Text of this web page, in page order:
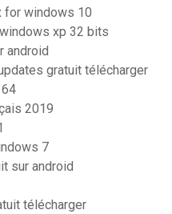
for windows 10
xp 32 bits
android
gratuit télécharger
2019
7
sur android
télécharger